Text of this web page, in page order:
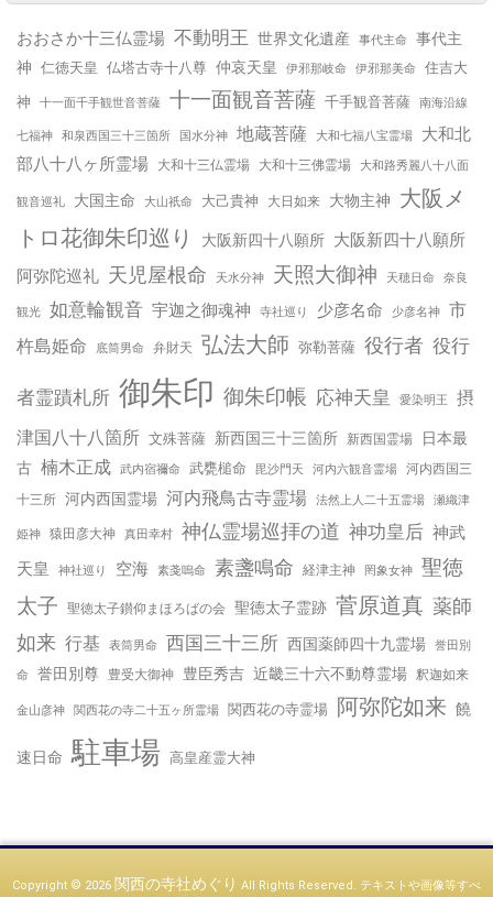
おおさか十三仏霊場 不動明王 世界文化遺産 事代主命
事代主
神 仁徳天皇 仏塔古寺十八尊 仲哀天皇 伊邪那岐命 伊邪那美命 住吉大
神 十一面千手観世音菩薩 十一面観音菩薩 千手観音菩薩 南海沿線
七福神 和泉西国三十三箇所 国水分神 地蔵菩薩 大和七福八宝霊場
大和北
部八十八ヶ所霊場
大和十三仏霊場 大和十三佛霊場 大和路秀麗八十八面
観音巡礼 大国主命 大山祇命 大己貴神 大日如来 大物主神
大阪メ
トロ花御朱印巡り
大阪新四十八願所 大阪新四十八願所
阿弥陀巡礼 天児屋根命 天水分神 天照大御神 天穂日命 奈良
観光 如意輪観音 宇迦之御魂神 寺社巡り 少彦名命 少彦名神 市
杵島姫命
底筒男命 弁財天 弘法大師 弥勒菩薩 役行者 役行
者霊蹟札所 御朱印 御朱印帳 応神天皇 愛染明王
摂
津国八十八箇所 文殊菩薩 新西国三十三箇所 新西国霊場
日本最
古 楠木正成 武内宿禰命 武甕槌命 毘沙門天 河内六観音霊場
河内西国三
十三所 河内西国霊場 河内飛鳥古寺霊場 法然上人二十五霊場 瀬織津
姫神 猿田彦大神 真田幸村 神仏霊場巡拝の道 神功皇后 神武
天皇
神社巡り 空海 素戔嗚命 素盞鳴命 経津主神 罔象女神
聖徳
太子
聖徳太子鑚仰まほろばの会 聖徳太子霊跡 菅原道真 薬師
如来 行基 表筒男命 西国三十三所 西国薬師四十九霊場 誉田別
命
誉田別尊 豊受大御神 豊臣秀吉 近畿三十六不動尊霊場 釈迦如来
金山彦神 関西花の寺二十五ヶ所霊場 関西花の寺霊場 阿弥陀如来 饒
速日命 駐車場 高皇産霊大神
Copyright © 2026 関西の寺社めぐり All Rights Reserved. テキストや画像等すべ